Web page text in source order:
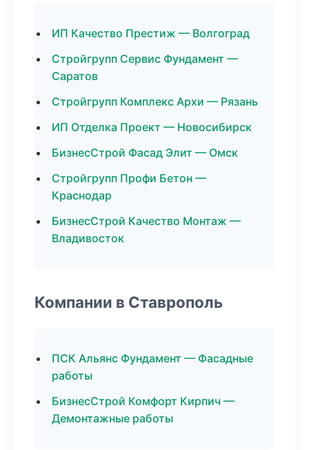
ИП Качество Престиж — Волгоград
Стройгрупп Сервис Фундамент —
Саратов
Стройгрупп Комплекс Архи — Рязань
ИП Отделка Проект — Новосибирск
БизнесСтрой Фасад Элит — Омск
Стройгрупп Профи Бетон —
Краснодар
БизнесСтрой Качество Монтаж —
Владивосток
Компании в Ставрополь
ПСК Альянс Фундамент — Фасадные
работы
БизнесСтрой Комфорт Кирпич —
Демонтажные работы